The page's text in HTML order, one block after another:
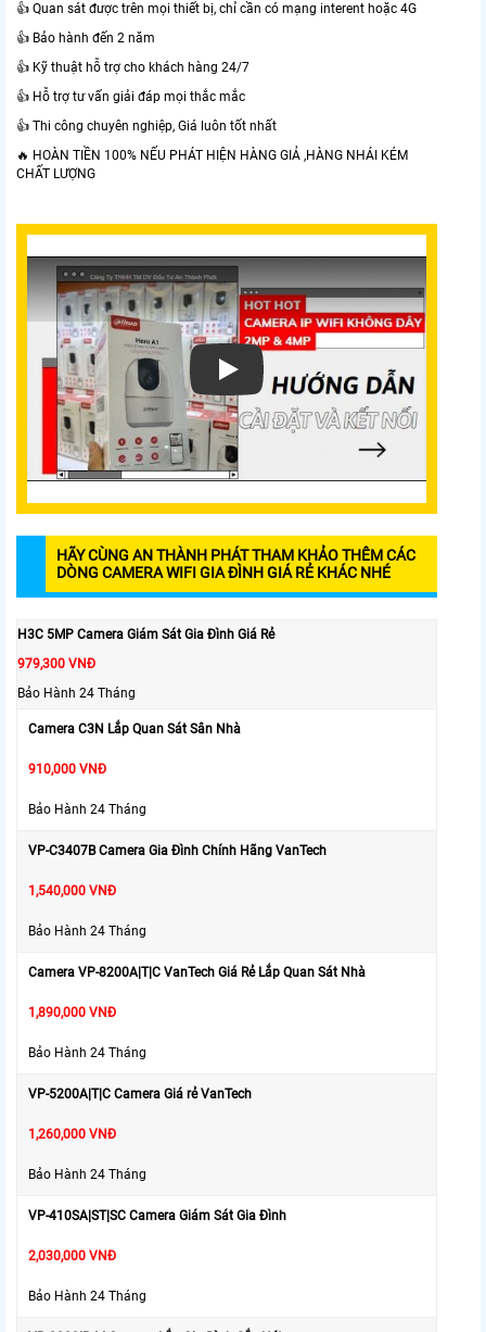
👍 Quan sát được trên mọi thiết bị, chỉ cần có mạng interent hoặc 4G
👍 Bảo hành đến 2 năm
👍 Kỹ thuật hỗ trợ cho khách hàng 24/7
👍 Hỗ trợ tư vấn giải đáp mọi thắc mắc
👍 Thi công chuyên nghiệp, Giá luôn tốt nhất
🔥 HOÀN TIỀN 100% NẾU PHÁT HIỆN HÀNG GIẢ ,HÀNG NHÁI KÉM
CHẤT LƯỢNG
HÃY CÙNG AN THÀNH PHÁT THAM KHẢO THÊM CÁC
DÒNG CAMERA WIFI GIA ĐÌNH GIÁ RẺ KHÁC NHÉ
H3C 5MP Camera Giám Sát Gia Đình Giá Rẻ
979,300 VNĐ
Bảo Hành 24 Tháng
Camera C3N Lắp Quan Sát Sân Nhà
910,000 VNĐ
Bảo Hành 24 Tháng
VP-C3407B Camera Gia Đình Chính Hãng VanTech
1,540,000 VNĐ
Bảo Hành 24 Tháng
Camera VP-8200A|T|C VanTech Giá Rẻ Lắp Quan Sát Nhà
1,890,000 VNĐ
Bảo Hành 24 Tháng
VP-5200A|T|C Camera Giá rẻ VanTech
1,260,000 VNĐ
Bảo Hành 24 Tháng
VP-410SA|ST|SC Camera Giám Sát Gia Đình
2,030,000 VNĐ
Bảo Hành 24 Tháng